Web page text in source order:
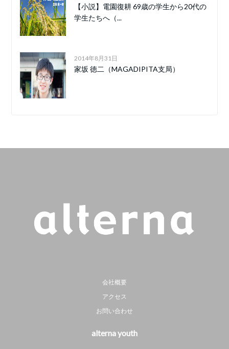
【小説】電園復耕 69歳の学生から20代の
学生たちへ（...
2014年8月31日
家坂 徳二（MAGADIPITA支局）
会社概要
アクセス
お問い合わせ
alterna youth